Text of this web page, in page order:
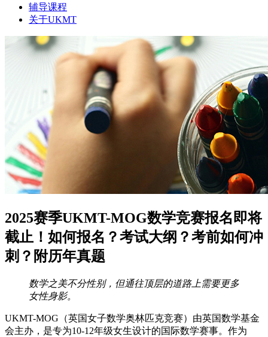
辅导课程
关于UKMT
2025赛季UKMT-MOG数学竞赛报名即将
截止！如何报名？考试大纲？考前如何冲
刺？附历年真题
数学之美不分性别，但通往顶层的道路上需要更多
女性身影。
UKMT-MOG（英国女子数学奥林匹克竞赛）由英国数学基金
会主办，是专为10-12年级女生设计的国际数学赛事。作为